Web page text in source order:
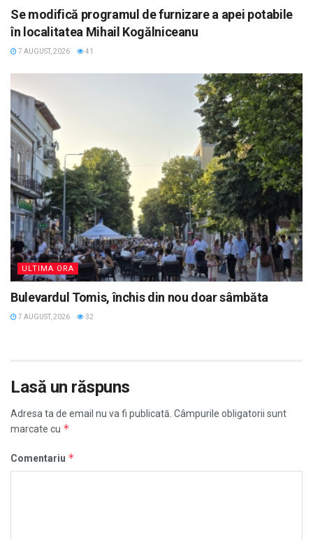
Se modifică programul de furnizare a apei potabile
în localitatea Mihail Kogălniceanu
7 AUGUST, 2026 41
ULTIMA ORA
Bulevardul Tomis, închis din nou doar sâmbăta
7 AUGUST, 2026 32
Lasă un răspuns
Adresa ta de email nu va fi publicată. Câmpurile obligatorii sunt
marcate cu *
Comentariu *